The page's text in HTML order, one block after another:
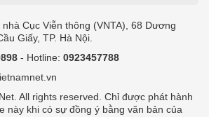
Cục Viễn thông (VNTA), 68 Dương
Giấy, TP. Hà Nội.
- Hotline: 0923457788
All rights reserved. Chỉ được phát hành
này khi có sự đồng ý bằng văn bản của